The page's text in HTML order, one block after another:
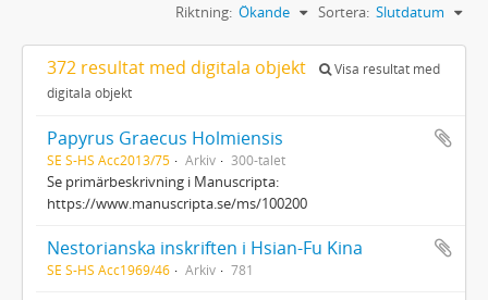
Sortera: Slutdatum
Riktning: Ökande
372 resultat med digitala objekt
Visa resultat med
digitala objekt
Papyrus Graecus Holmiensis
SE S-HS Acc2013/75 Arkiv 300-talet
Se primärbeskrivning i Manuscripta:
https://www.manuscripta.se/ms/100200
Nestorianska inskriften i Hsian-Fu Kina
SE S-HS Acc1969/46 Arkiv 781